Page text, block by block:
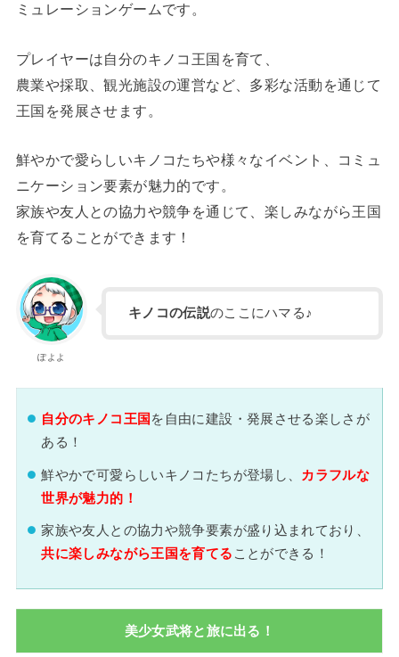
ミュレーションゲームです。
プレイヤーは自分のキノコ王国を育て、
農業や採取、観光施設の運営など、多彩な活動を通じて
王国を発展させます。
鮮やかで愛らしいキノコたちや様々なイベント、コミュ
ニケーション要素が魅力的です。
家族や友人との協力や競争を通じて、楽しみながら王国
を育てることができます！
ぽよよ
キノコの伝説のここにハマる♪
自分のキノコ王国 を自由に建設・発展させる楽しさが
ある！
鮮やかで可愛らしいキノコたちが登場し、
カラフルな
世界が魅力的！
家族や友人との協力や競争要素が盛り込まれており、
共に楽しみながら王国を育てる ことができる！
美少女武将と旅に出る！